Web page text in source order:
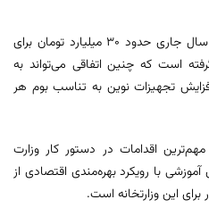
وی در ادامه گفت: دولت در بودجه سال جاری حدود ۳۰ میلیارد تومان برای
است که چنین اتفاقی می‌تواند به
تجهیزات نوین به تناسب بوم هر
اقدامات در دستور کار وزارت
با رویکرد بهره‌مندی اقتصادی از
برای این وزارتخانه است.